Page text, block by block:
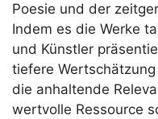
Poesie und der
Indem es die Werke
und Künstler
tiefere
die anhaltende
wertvolle Ressource